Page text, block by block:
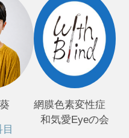
網膜色素変性症
和気愛Eyeの会